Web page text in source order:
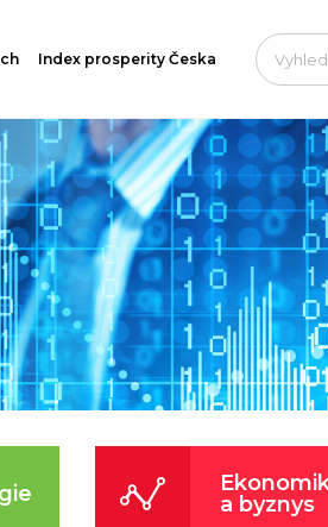
Index prosperity Česka
a byznys